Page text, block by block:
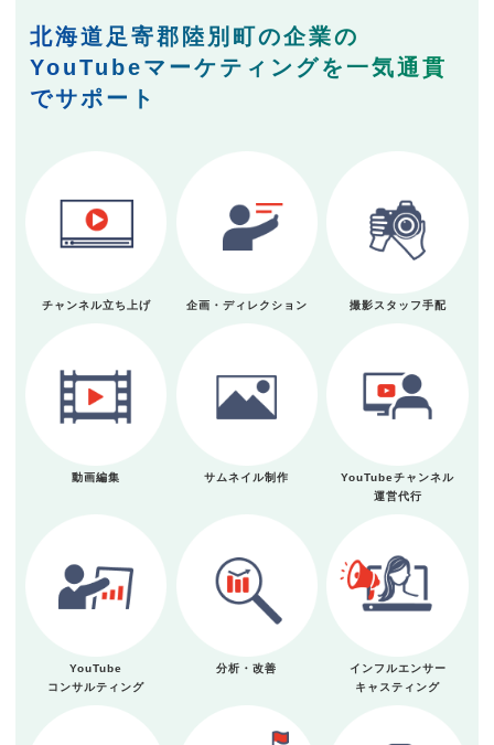
北海道足寄郡陸別町の企業の
YouTubeマーケティングを一気通貫
でサポート
チャンネル立ち上げ 企画・ディレクション 撮影スタッフ手配
動画編集 サムネイル制作
YouTubeチャンネル
運営代行
YouTube
コンサルティング
分析・改善
インフルエンサー
キャスティング